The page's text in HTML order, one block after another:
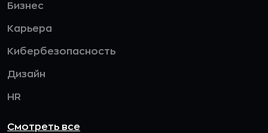
Бизнес
Карьера
Кибербезопасность
Дизайн
HR
Смотреть все